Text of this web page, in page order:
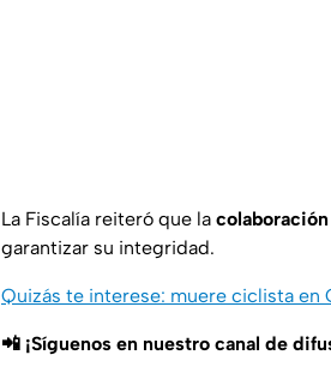
La Fiscalía reiteró que la
garantizar su integridad.
Quizás te interese: muere ciclista en
📲 ¡Síguenos en nuestro canal de